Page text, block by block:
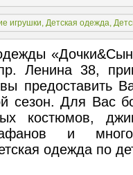
игрушки, Детская одежда,
Ленина 38,
предоставить
сезон. Для Вас
костюмов,
и
одежда по